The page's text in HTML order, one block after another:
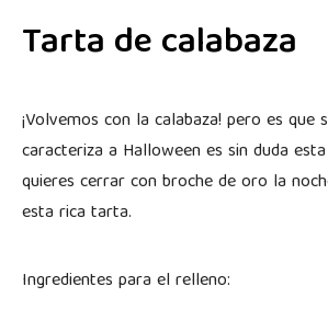
Tarta de calabaza
¡Volvemos con la calabaza! pero es que
caracteriza a Halloween es sin duda
quieres cerrar con broche de oro la
esta rica tarta.
Ingredientes para el relleno: